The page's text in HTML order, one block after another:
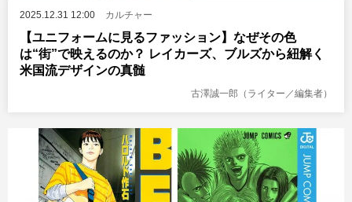
2025.12.31 12:00 カルチャー
【ユニフォームに見るファッション】なぜその色
は“街”で映えるのか？ レイカーズ、ブルズから紐解く
米国流デザインの真髄
古澤誠一郎（ライター／編集者）